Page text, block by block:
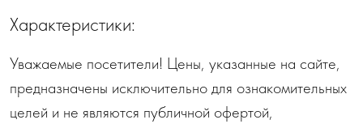
Характеристики:
Уважаемые посетители! Цены, указанные на сайте,
предназначены исключительно для ознакомительных
целей и не являются публичной офертой,